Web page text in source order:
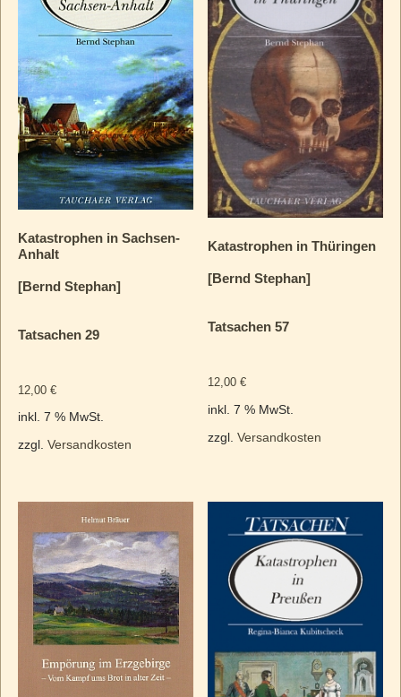
Katastrophen in Sachsen-
Anhalt
[Bernd Stephan]
Tatsachen 29
12,00 €
inkl. 7 % MwSt.
zzgl. Versandkosten
Katastrophen in Thüringen
[Bernd Stephan]
Tatsachen 57
12,00€
inkl. 7 % MwSt.
zzgl.Versandkosten